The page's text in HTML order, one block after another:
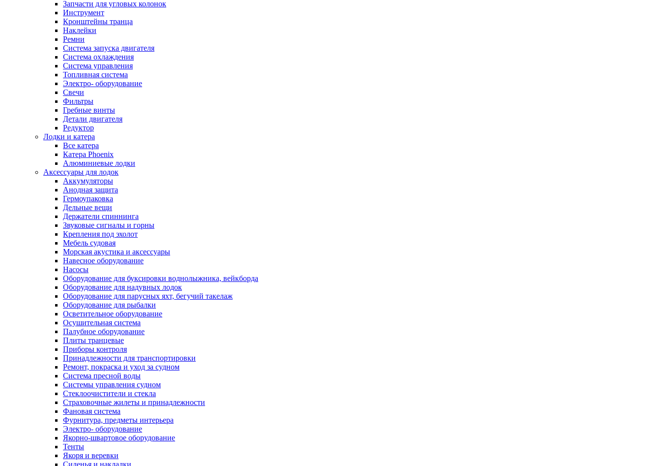
Запчасти для угловых колонок
Инструмент
Кронштейны транца
Наклейки
Ремни
Система запуска двигателя
Система охлаждения
Система управления
Топливная система
Электро- оборудование
Свечи
Фильтры
Гребные винты
Детали двигателя
Редуктор
Лодки и катера
Все катера
Катера Phoenix
Алюминиевые лодки
Аксессуары для лодок
Аккумуляторы
Анодная защита
Гермоупаковка
Дельные вещи
Держатели спиннинга
Звуковые сигналы и горны
Крепления под эхолот
Мебель судовая
Морская акустика и аксессуары
Навесное оборудование
Насосы
Оборудование для буксировки воднолыжника, вейкборда
Оборудование для надувных лодок
Оборудование для парусных яхт, бегучий такелаж
Оборудование для рыбалки
Осветительное оборудование
Осушительная система
Палубное оборудование
Плиты транцевые
Приборы контроля
Принадлежности для транспортировки
Ремонт, покраска и уход за судном
Система пресной воды
Системы управления судном
Стеклоочистители и стекла
Страховочные жилеты и принадлежности
Фановая система
Фурнитура, предметы интерьера
Электро- оборудование
Якорно-швартовое оборудование
Тенты
Якоря и веревки
Сиденья и накладки